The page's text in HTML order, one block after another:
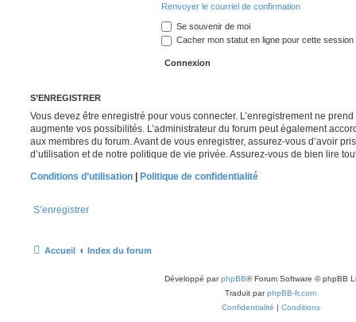
Renvoyer le courriel de confirmation
Se souvenir de moi
Cacher mon statut en ligne pour cette session
S’ENREGISTRER
Vous devez être enregistré pour vous connecter. L’enregistrement ne
augmente vos possibilités. L’administrateur du forum peut également
aux membres du forum. Avant de vous enregistrer, assurez-vous d’avoir
d’utilisation et de notre politique de vie privée. Assurez-vous de bien lire
Conditions d’utilisation
Politique de confidentialité
S’enregistrer
Accueil Index du forum
Développé parphpBB® Forum Software © phpBB
Traduit parphpBB-fr.com
Confidentialité | Conditions